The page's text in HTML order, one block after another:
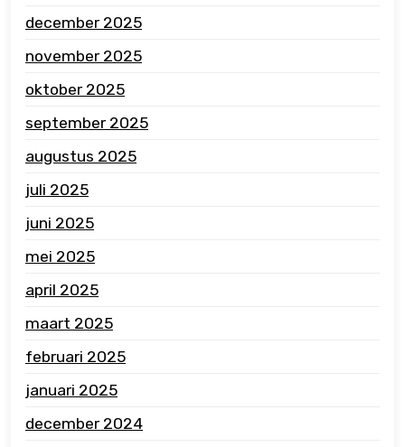
december 2025
november 2025
oktober 2025
september 2025
augustus 2025
juli 2025
juni 2025
mei 2025
april 2025
maart 2025
februari 2025
januari 2025
december 2024